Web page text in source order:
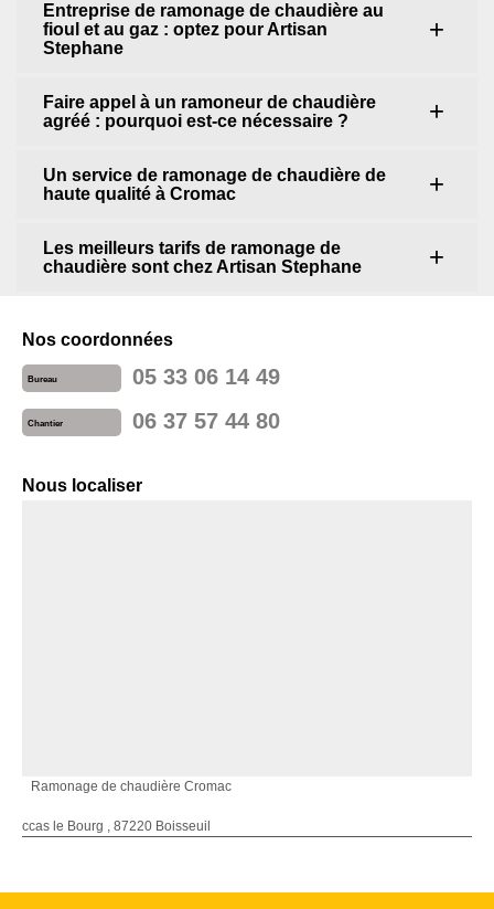
Entreprise de ramonage de chaudière au
fioul et au gaz : optez pour Artisan
Stephane
Faire appel à un ramoneur de chaudière
agréé : pourquoi est-ce nécessaire ?
Un service de ramonage de chaudière de
haute qualité à Cromac
Les meilleurs tarifs de ramonage de
chaudière sont chez Artisan Stephane
Nos coordonnées
Bureau 05 33 06 14 49
Chantier 06 37 57 44 80
Nous localiser
Ramonage de chaudière Cromac
ccas le Bourg , 87220 Boisseuil